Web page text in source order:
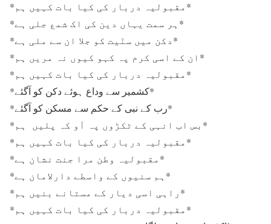
*مقبولیہ دربار کی کیا بات کہیں ہم*
*ہر سمت یہاں دین کی اک شمع جلی ہے*
*دکن میں سنّیت کو جلا ان سے ملی ہے*
*ان کے اسی کرم پہ کہو کیوں نہ مریں ہم*
*مقبولیہ دربار کی کیا بات کہیں ہم*
*کشمیر سے وداع ہوئے دکن کو آگئے*
*رب کے نبی کے حکم سے مسکن کو آگئے*
*بس اب انہی کے ٹکڑوں پہ آو کہ پلیں ہم*
*مقبولیہ دربار کی کیا بات کہیں ہم*
*مقبولیہ وطن مرا جنت نشان ہے*
*ہم سنیوں کے واسطے دارلامان ہے*
*راہی اسی دیار کے مستانے بنیں ہم*
*مقبولیہ دربار کی کیا بات کہیں ہم*